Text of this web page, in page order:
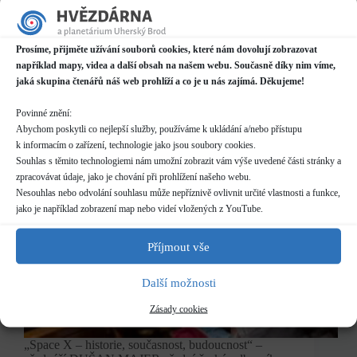
Prosíme, přijměte užívání souborů cookies, které nám dovolují zobrazovat
například mapy, videa a další obsah na našem webu. Současně díky nim víme,
jaká skupina čtenářů náš web prohlíží a co je u nás zajímá. Děkujeme!
Povinné znění:
Abychom poskytli co nejlepší služby, používáme k ukládání a/nebo přístupu
k informacím o zařízení, technologie jako jsou soubory cookies.
Souhlas s těmito technologiemi nám umožní zobrazit vám výše uvedené části stránky a
zpracovávat údaje, jako je chování při prohlížení našeho webu.
Nesouhlas nebo odvolání souhlasu může nepříznivě ovlivnit určité vlastnosti a funkce,
jako je například zobrazení map nebo videí vložených z YouTube.
Příjmout vše
Další možnosti
Zásady cookies
„Space X – historie, současnost, budoucnost“ –